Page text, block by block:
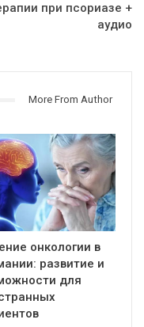
при псориазе +
аудио
More From Author
онкологии в
развитие и
для